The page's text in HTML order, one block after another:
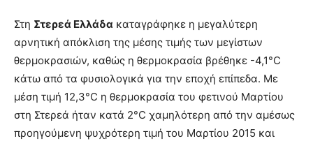
Στη Στερεά Ελλάδα καταγράφηκε η μεγαλύτερη
αρνητική απόκλιση της μέσης τιμής των μεγίστων
θερμοκρασιών, καθώς η θερμοκρασία βρέθηκε -4,1°C
κάτω από τα φυσιολογικά για την εποχή επίπεδα. Με
μέση τιμή 12,3°C η θερμοκρασία του φετινού Μαρτίου
στη Στερεά ήταν κατά 2°C χαμηλότερη από την αμέσως
προηγούμενη ψυχρότερη τιμή του Μαρτίου 2015 και